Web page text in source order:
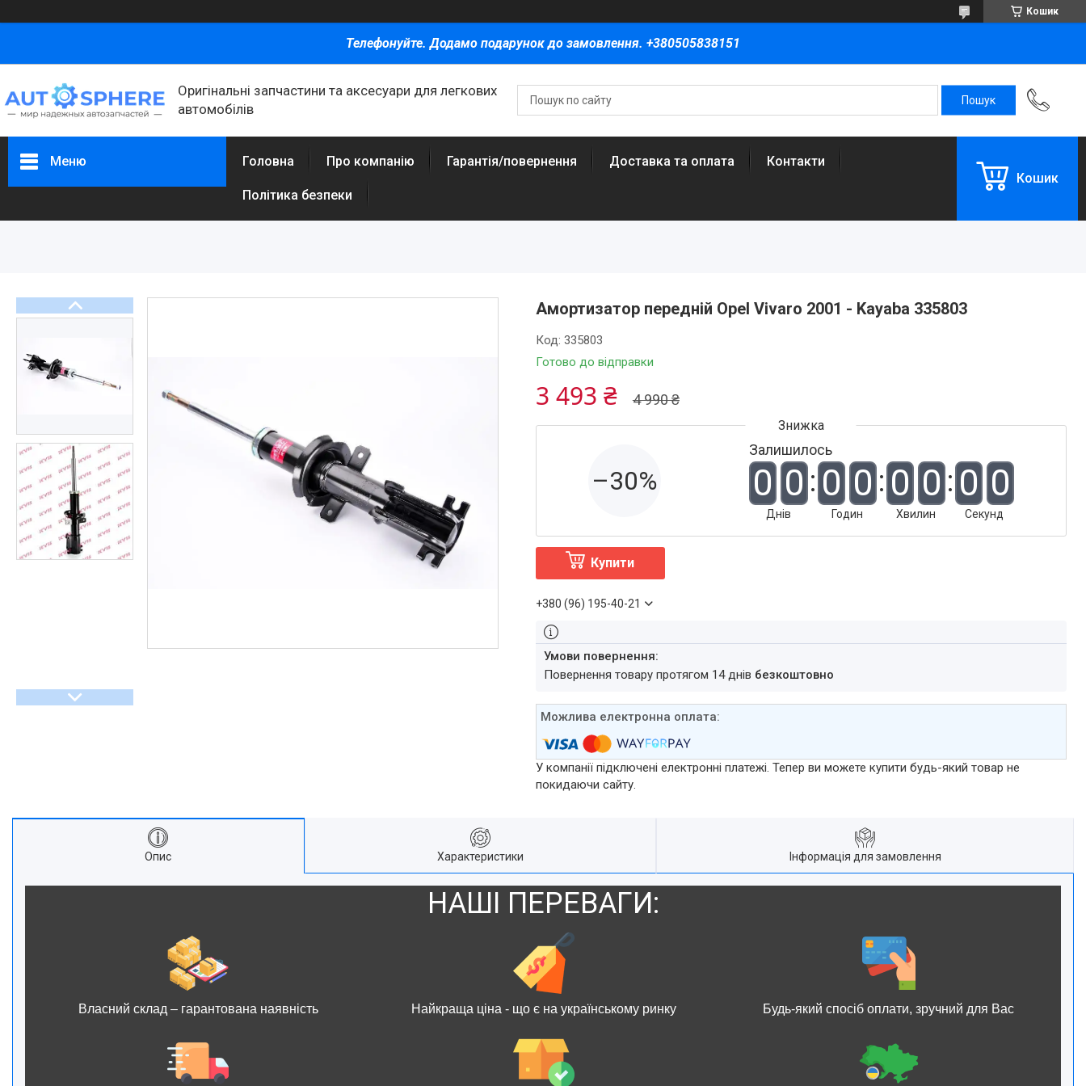
Кошик
Телефонуйте. Додамо подарунок до замовлення. +380505838151
Оригінальні запчастини та аксесуари для легкових
автомобілів
Меню
Корнева група
Головна Про компанію Гарантія/повернення Доставка та оплата Контакти
Політика безпеки
Кошик
Амортизатор передній Opel Vivaro 2001 - Kayaba 335803
Готово до відправки
Код: 335803
4 990 ₴
3 493 ₴
–30%
Залишилось
0 0
Днів
0 0
Годин
0 0
Хвилин
0 0
Секунд
Купити
+380 (96) 195-40-21
повернення товару протягом 14 днів безкоштовно
У компанії підключені електронні платежі. Тепер ви можете купити будь-який товар не
покидаючи сайту.
Опис Характеристики Інформація для замовлення
НАШІ ПЕРЕВАГИ:
Власний склад – гарантована наявність Найкраща ціна - що є на українському ринку Будь-який спосіб оплати, зручний для Вас